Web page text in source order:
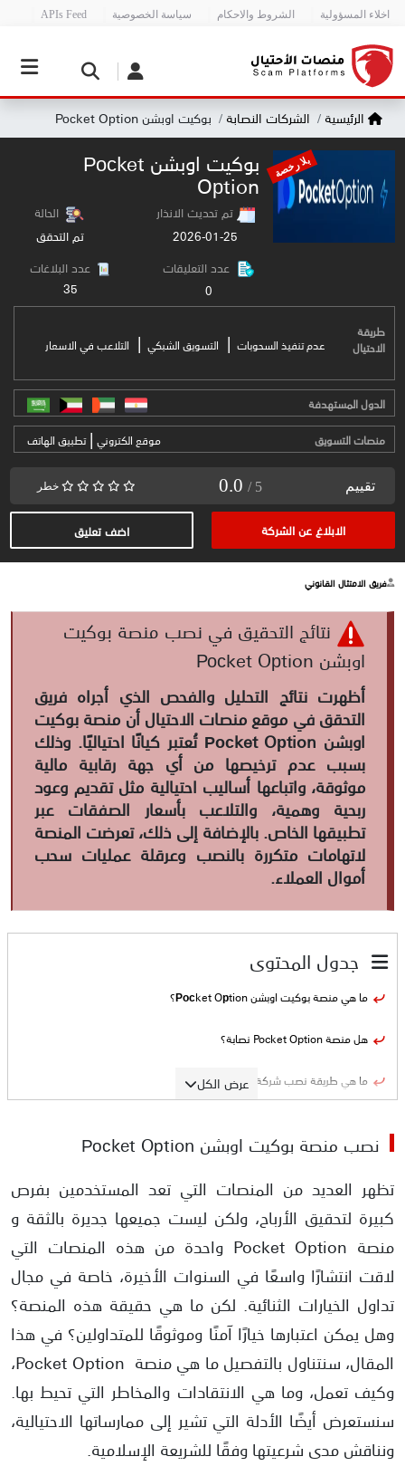
اخلاء المسؤولية الشروط والاحكام سياسة الخصوصية APIs Feed
الرئيسية الشركات النصابة بوكيت اوبشن Росket Oрtion
بلا رخصة بوكيت اوبشن Росket
Oрtion
تم تحديث الانذار
2026-01-25
الحالة
تم التحقق
عدد التعليقات
0
عدد البلاغات
35
طريقة
الاحتيال عدم تنفيذ السحوبات | التسويق الشبكي | التلاعب في الاسعار
الدول المستهدفة
منصات التسويق
موقع الكتروني | تطبيق الهاتف
تقييم 0.0 / 5 خطر
الابلاغ عن الشركة اضف تعليق
فريق الامتثال القانوني
نتائج التحقيق في نصب منصة بوكيت
اوبشن Росket Oрtion
أظهرت نتائج التحليل والفحص الذي أجراه فريق
التحقق في موقع منصات الاحتيال أن منصة بوكيت
اوبشن Росket Oрtion تُعتبر كيانًا احتياليًا. وذلك
بسبب عدم ترخيصها من أي جهة رقابية مالية
موثوقة، واتباعها أساليب احتيالية مثل تقديم وعود
ربحية وهمية، والتلاعب بأسعار الصفقات عبر
تطبيقها الخاص. بالإضافة إلى ذلك، تعرضت المنصة
لاتهامات متكررة بالنصب وعرقلة عمليات سحب
أموال العملاء.
جدول المحتوى
عرض الكل
ما هي منصة بوكيت اوبشن Росket Oрtion؟
هل منصة Pocket Option نصابة؟
ما هي طريقة نصب شركة Росket Oрtion؟
شكاوى عديدة حول التلاعب بالأسعار و عرقلة عمليات السحب
الترويج المضلل عبر منصات التواصل الاجتماعي
هل منصة بوكت اوبشن حلال أم حرام؟
نصب منصة بوكيت اوبشن Росket Oрtion
تظهر العديد من المنصات التي تعد المستخدمين بفرص
كبيرة لتحقيق الأرباح، ولكن ليست جميعها جديرة بالثقة و
منصة Pocket Option واحدة من هذه المنصات التي
لاقت انتشارًا واسعًا في السنوات الأخيرة، خاصة في مجال
تداول الخيارات الثنائية. لكن ما هي حقيقة هذه المنصة؟
وهل يمكن اعتبارها خيارًا آمنًا وموثوقًا للمتداولين؟ في هذا
المقال، سنتناول بالتفصيل ما هي منصة Pocket Option،
وكيف تعمل، وما هي الانتقادات والمخاطر التي تحيط بها.
سنستعرض أيضًا الأدلة التي تشير إلى ممارساتها الاحتيالية،
ونناقش مدى شرعيتها وفقًا للشريعة الإسلامية.